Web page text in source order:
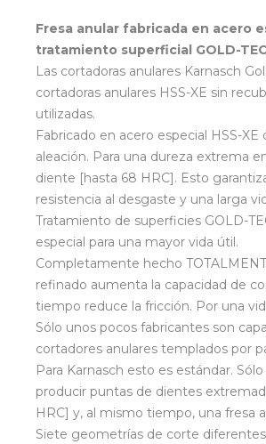
Fresa anular fabricada en acero
tratamiento superficial GOLD-
Las cortadoras anulares Karnasch
cortadoras anulares HSS-XE sin
utilizadas.
Fabricado en acero especial HSS-XE
aleación. Para una dureza extrema
diente [hasta 68 HRC]. Esto
resistencia al desgaste y una larga
Tratamiento de superficies GOLD-
especial para una mayor vida útil.
Completamente hecho
refinado aumenta la capacidad de
tiempo reduce la fricción. Por una
Sólo unos pocos fabricantes son
cortadores anulares templados por
Para Karnasch esto es estándar.
producir puntas de dientes
HRC] y, al mismo tiempo, una fresa
Siete geometrías de corte